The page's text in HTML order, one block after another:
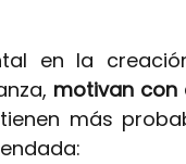
en la
motivan con
más